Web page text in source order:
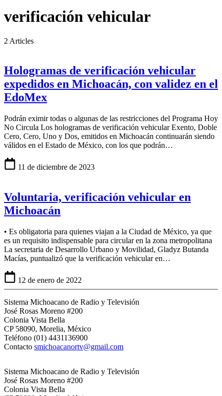
verificación vehicular
2 Articles
Hologramas de verificación vehicular
expedidos en Michoacán, con validez en el
EdoMex
Podrán eximir todas o algunas de las restricciones del Programa Hoy
No Circula Los hologramas de verificación vehicular Exento, Doble
Cero, Cero, Uno y Dos, emitidos en Michoacán continuarán siendo
válidos en el Estado de México, con los que podrán…
11 de diciembre de 2023
Voluntaria, verificación vehicular en
Michoacán
• Es obligatoria para quienes viajan a la Ciudad de México, ya que
es un requisito indispensable para circular en la zona metropolitana
La secretaria de Desarrollo Urbano y Movilidad, Gladyz Butanda
Macías, puntualizó que la verificación vehicular en…
12 de enero de 2022
Sistema Michoacano de Radio y Televisión
José Rosas Moreno #200
Colonia Vista Bella
CP 58090, Morelia, México
Teléfono (01) 4431136900
Contacto smichoacanortv@gmail.com
Sistema Michoacano de Radio y Televisión
José Rosas Moreno #200
Colonia Vista Bella